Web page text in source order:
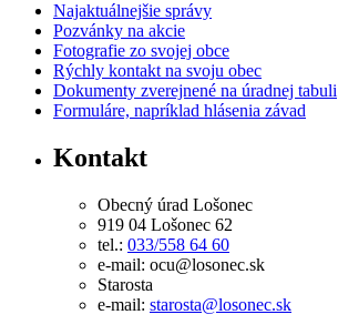
Najaktuálnejšie správy
Pozvánky na akcie
Fotografie zo svojej obce
Rýchly kontakt na svoju obec
Dokumenty zverejnené na úradnej tabuli
Formuláre, napríklad hlásenia závad
Kontakt
Obecný úrad Lošonec
919 04 Lošonec 62
tel.: 033/558 64 60
e-mail: ocu@losonec.sk
Starosta
e-mail: starosta@losonec.sk